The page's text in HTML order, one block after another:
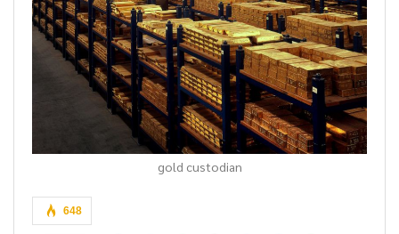
gold custodian
648